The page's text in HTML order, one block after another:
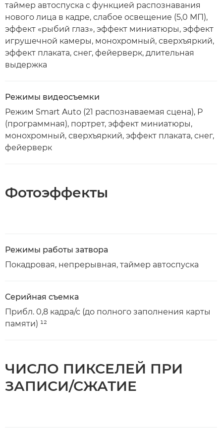
таймер автоспуска с функцией распознавания
нового лица в кадре, слабое освещение (5,0 МП),
эффект «рыбий глаз», эффект миниатюры, эффект
игрушечной камеры, монохромный, сверхъяркий,
эффект плаката, снег, фейерверк, длительная
выдержка
Режимы видеосъемки
Режим Smart Auto (21 распознаваемая сцена), P
(программная), портрет, эффект миниатюры,
монохромный, сверхъяркий, эффект плаката, снег,
фейерверк
Фотоэффекты
Режимы работы затвора
Покадровая, непрерывная, таймер автоспуска
Серийная съемка
Прибл. 0,8 кадра/с (до полного заполнения карты
памяти) ¹²
ЧИСЛО ПИКСЕЛЕЙ ПРИ
ЗАПИСИ/СЖАТИЕ